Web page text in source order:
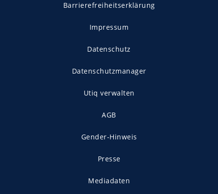
Barrierefreiheitserklärung
Impressum
Datenschutz
Datenschutzmanager
Utiq verwalten
AGB
Gender-Hinweis
Presse
Mediadaten